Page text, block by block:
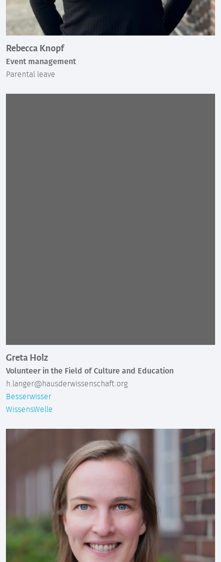
Rebecca Knopf
Event management
Parental leave
Greta Holz
Volunteer in the Field of Culture and Education
h.langer@hausderwissenschaft.org
Besserwisser
WissensWelle